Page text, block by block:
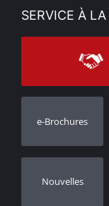
Voir nos
Sitemap
Mon compte
Moyens
SERVICE À
Contacter
Assistance
Suivi des
e-Brochures
Nouvelles